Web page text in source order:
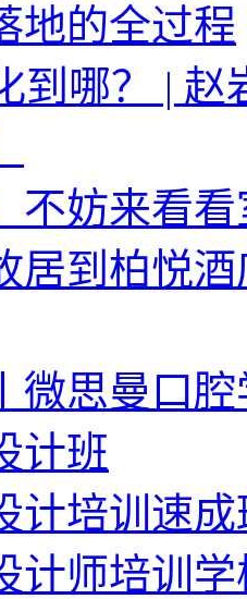
地的全过程
到哪？ |
不妨来看
居到柏悦
微思曼口
计班
计培训速成
计师培训